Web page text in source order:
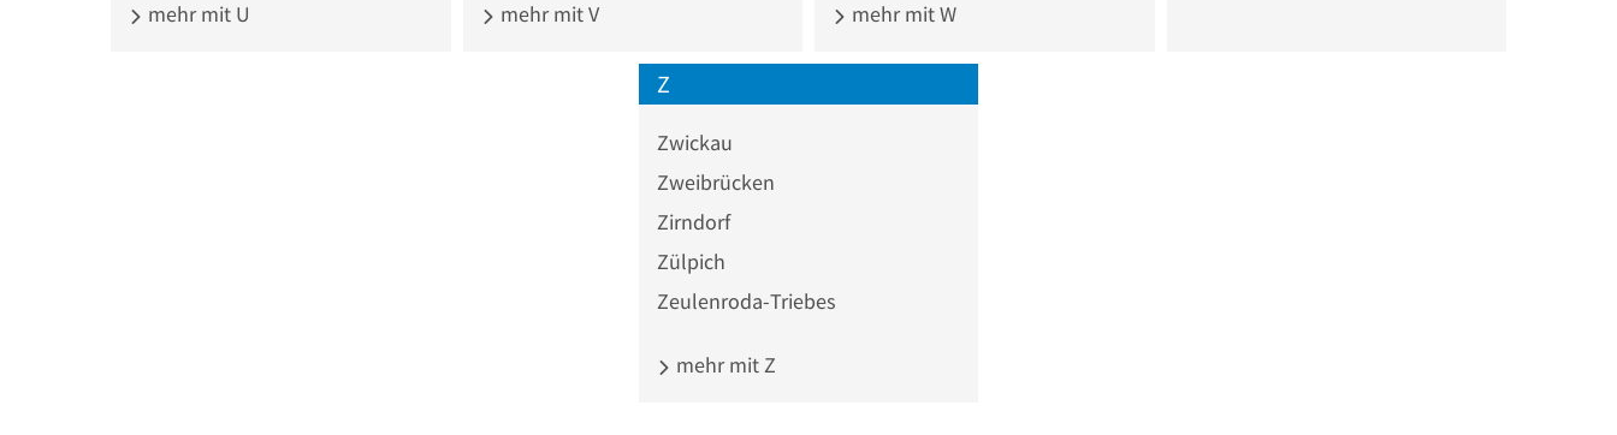
mehr mit U mehr mit V mehr mit W
Z
Zwickau
Zweibrücken
Zirndorf
Zülpich
Zeulenroda-Triebes
mehr mit Z